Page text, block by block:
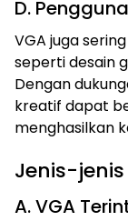
D.
VGA juga
seperti desain
Dengan
kreatif dapat
menghasilkan
Jenis-jenis
A. VGA